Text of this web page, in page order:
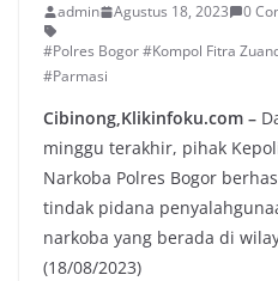
admin Agustus 18, 2023
0
#Polres Bogor #Kompol Fitra
#Parmasi
Cibinong,Klikinfoku.com –
minggu terakhir, pihak
Narkoba Polres Bogor
tindak pidana
narkoba yang berada di
(18/08/2023)